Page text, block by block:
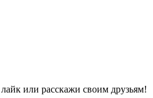
или расскажи своим друзьям!